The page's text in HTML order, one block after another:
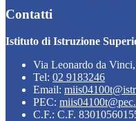
Contatti
Istituto di Istruzione
Via Leonardo da
Tel: 02 9183246
Email:
PEC:
C.F.: C.F.